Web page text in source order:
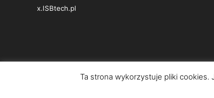
x.ISBtech.pl
Ta strona wykorzystuje pliki cookies.